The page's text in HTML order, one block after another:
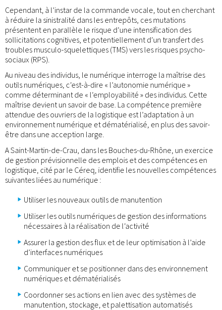
Cependant, à l’instar de la commande vocale, tout en cherchant
à réduire la sinistralité dans les entrepôts, ces mutations
présentent en parallèle le risque d’une intensification des
sollicitations cognitives, et potentiellement d’un transfert des
troubles musculo-squelettiques (TMS) vers les risques psycho-
sociaux (RPS).
Au niveau des individus, le numérique interroge la maîtrise des
outils numériques, c’est-à-dire « l’autonomie numérique »
comme déterminant de « l’employabilité » des individus. Cette
maîtrise devient un savoir de base. La compétence première
attendue des ouvriers de la logistique est l’adaptation à un
environnement numérique et dématérialisé, en plus des savoir-
être dans une acception large.
A Saint-Martin-de-Crau, dans les Bouches-du-Rhône, un exercice
de gestion prévisionnelle des emplois et des compétences en
logistique, cité par le Céreq, identifie les nouvelles compétences
suivantes liées au numérique :
Utiliser les nouveaux outils de manutention
Utiliser les outils numériques de gestion des informations
nécessaires à la réalisation de l’activité
Assurer la gestion des flux et de leur optimisation à l’aide
d’interfaces numériques
Communiquer et se positionner dans des environnement
numériques et dématérialisés
Coordonner ses actions en lien avec des systèmes de
manutention, stockage, et palettisation automatisés